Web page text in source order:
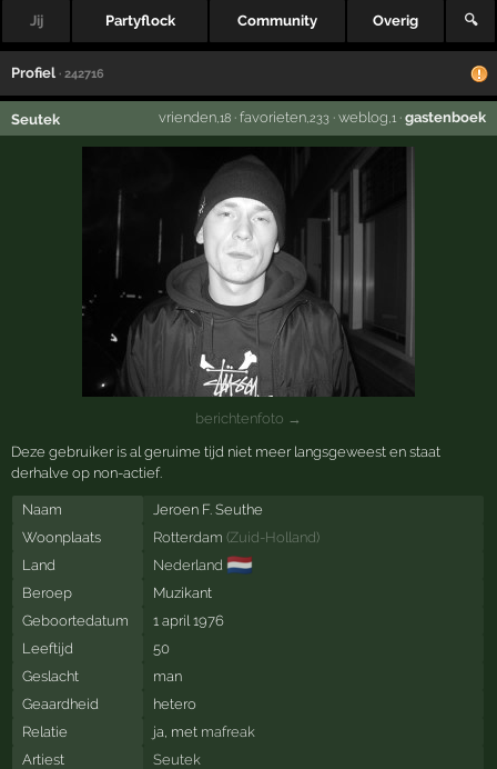
Jij Partyflock Community Overig 🔍
Profiel · 242716
Seutek vrienden,18· favorieten,233· weblog ,1· gastenboek
berichtenfoto →
Deze gebruiker is al geruime tijd niet meer langsgeweest en staat
derhalve op non-actief.
Naam
Jeroen F. Seuthe
Woonplaats
Rotterdam (Zuid-Holland)
Land
Nederland 🇳🇱
Beroep
Muzikant
Geboortedatum
1 april 1976
Leeftijd
50
Geslacht
man
Geaardheid
hetero
Relatie
ja, met mafreak
Artiest
Seutek